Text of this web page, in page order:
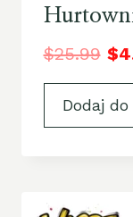
$25.99 $
Dodaj